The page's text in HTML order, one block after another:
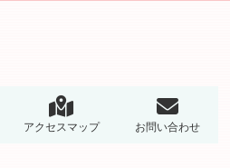
アクセスマップ お問い合わせ